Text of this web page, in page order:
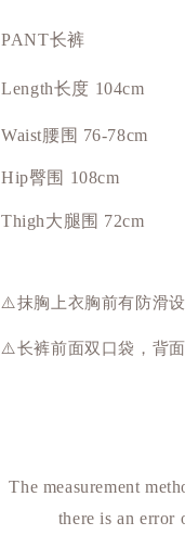
PANT长裤
Length长度 104cm
Waist腰围 76-78cm
Hip臀围 108cm
Thigh大腿围 72cm
⚠️抹胸上衣胸前有防滑
⚠️长裤前面双口袋，背
The measurement
there is an error